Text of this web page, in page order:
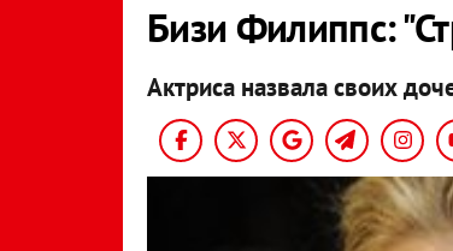
Бизи Филиппс:
Актриса назвала своих